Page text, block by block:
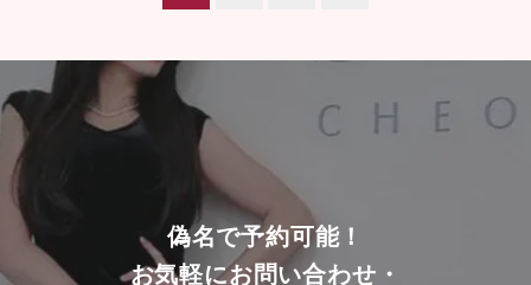
ナ
シ
ョ
偽名で予約可能！
お気軽にお問い合わせ・